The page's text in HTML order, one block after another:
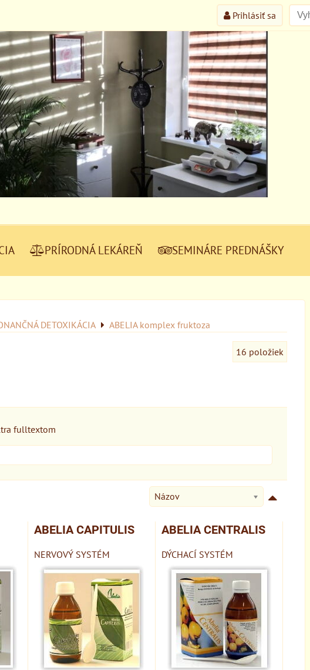
Prihlásiť sa
PRÍRODNÁ LEKÁREŇ SEMINÁRE PREDNÁŠKY
DETOXIKÁCIA ABELIA komplex fruktoza
16 položiek
fulltextom
Názov
ABELIA CAPITULIS
NERVOVÝ SYSTÉM
ABELIA CENTRALIS
DÝCHACÍ SYSTÉM